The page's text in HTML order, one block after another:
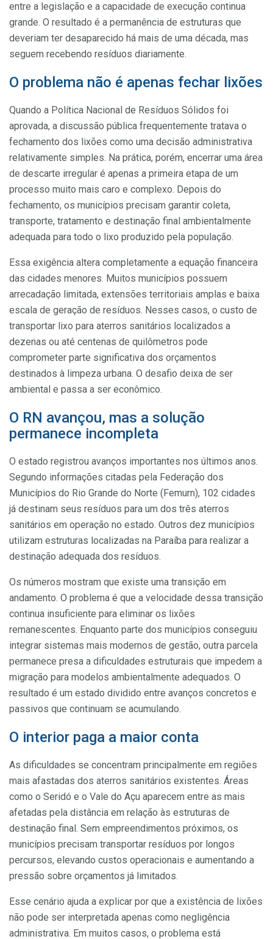
entre a legislação e a capacidade de execução continua
grande. O resultado é a permanência de estruturas que
deveriam ter desaparecido há mais de uma década, mas
seguem recebendo resíduos diariamente.
O problema não é apenas fechar lixões
Quando a Política Nacional de Resíduos Sólidos foi
aprovada, a discussão pública frequentemente tratava o
fechamento dos lixões como uma decisão administrativa
relativamente simples. Na prática, porém, encerrar uma área
de descarte irregular é apenas a primeira etapa de um
processo muito mais caro e complexo. Depois do
fechamento, os municípios precisam garantir coleta,
transporte, tratamento e destinação final ambientalmente
adequada para todo o lixo produzido pela população.
Essa exigência altera completamente a equação financeira
das cidades menores. Muitos municípios possuem
arrecadação limitada, extensões territoriais amplas e baixa
escala de geração de resíduos. Nesses casos, o custo de
transportar lixo para aterros sanitários localizados a
dezenas ou até centenas de quilômetros pode
comprometer parte significativa dos orçamentos
destinados à limpeza urbana. O desafio deixa de ser
ambiental e passa a ser econômico.
O RN avançou, mas a solução
permanece incompleta
O estado registrou avanços importantes nos últimos anos.
Segundo informações citadas pela Federação dos
Municípios do Rio Grande do Norte (Femurn), 102 cidades
já destinam seus resíduos para um dos três aterros
sanitários em operação no estado. Outros dez municípios
utilizam estruturas localizadas na Paraíba para realizar a
destinação adequada dos resíduos.
Os números mostram que existe uma transição em
andamento. O problema é que a velocidade dessa transição
continua insuficiente para eliminar os lixões
remanescentes. Enquanto parte dos municípios conseguiu
integrar sistemas mais modernos de gestão, outra parcela
permanece presa a dificuldades estruturais que impedem a
migração para modelos ambientalmente adequados. O
resultado é um estado dividido entre avanços concretos e
passivos que continuam se acumulando.
O interior paga a maior conta
As dificuldades se concentram principalmente em regiões
mais afastadas dos aterros sanitários existentes. Áreas
como o Seridó e o Vale do Açu aparecem entre as mais
afetadas pela distância em relação às estruturas de
destinação final. Sem empreendimentos próximos, os
municípios precisam transportar resíduos por longos
percursos, elevando custos operacionais e aumentando a
pressão sobre orçamentos já limitados.
Esse cenário ajuda a explicar por que a existência de lixões
não pode ser interpretada apenas como negligência
administrativa. Em muitos casos, o problema está